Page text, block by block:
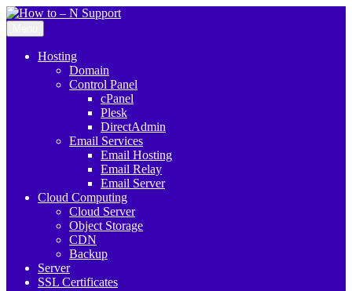
Hosting
Domain
Control Panel
cPanel
Plesk
DirectAdmin
Email Services
Email Hosting
Email Relay
Email Server
Cloud Computing
Cloud Server
Object Storage
CDN
Backup
Server
SSL Certificates